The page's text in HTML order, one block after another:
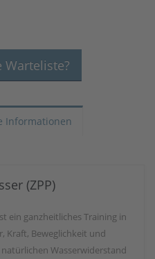
Warteliste?
Informationen
(ZPP)
ein ganzheitliches Training in
Kraft, Beweglichkeit und
Wasserwiderstand